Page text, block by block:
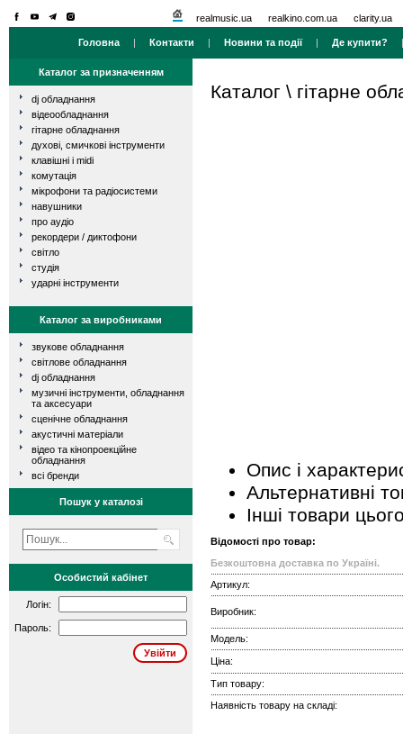
realmusic.ua realkino.com.ua clarity.ua
Головна | Контакти | Новини та події| Де купити?
Каталог за призначенням
dj обладнання
відеообладнання
гітарне обладнання
духові, смичкові інструменти
клавішні і midi
комутація
мікрофони та радіосистеми
навушники
про аудіо
рекордери / диктофони
світло
студія
ударні інструменти
Каталог за виробниками
звукове обладнання
світлове обладнання
dj обладнання
музичні інструменти, обладнання
та аксесуари
сценічне обладнання
акустичні матеріали
відео та кінопроекційне
обладнання
всі бренди
Пошук у каталозі
Особистий кабінет
Логін:
Пароль:
Каталог \ гітарне
Опис і
Альтернативні
Інші товари
Відомості про товар:
Безкоштовна доставка по Україні.
Артикул:
Виробник:
Модель:
Ціна:
Тип товару:
Наявність товару на складі: